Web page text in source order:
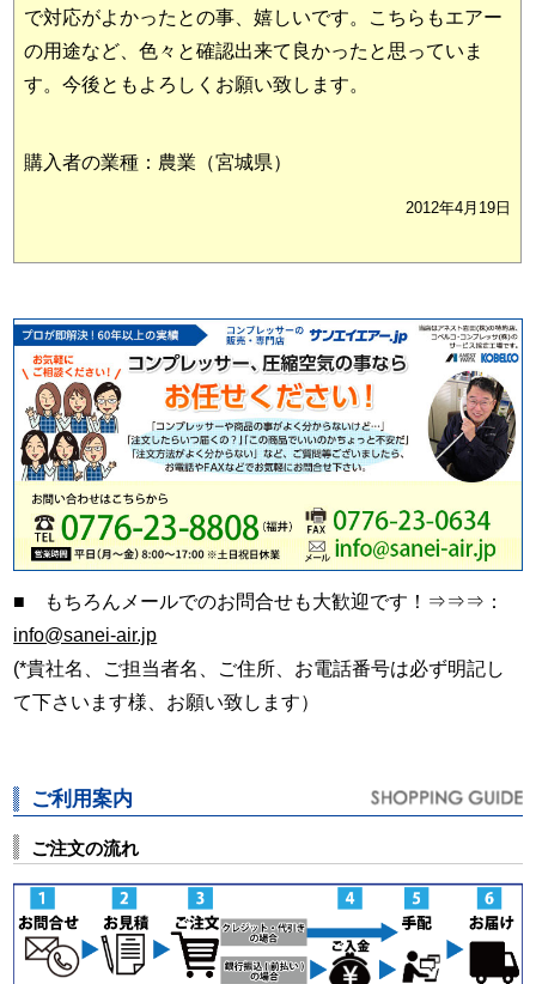
で対応がよかったとの事、嬉しいです。こちらもエアー
の用途など、色々と確認出来て良かったと思っていま
す。今後ともよろしくお願い致します。
購入者の業種：農業（宮城県）
2012年4月19日
■ もちろんメールでのお問合せも大歓迎です！⇒⇒⇒：
info@sanei-air.jp
(*貴社名、ご担当者名、ご住所、お電話番号は必ず明記し
て下さいます様、お願い致します）
ご利用案内
ご注文の流れ